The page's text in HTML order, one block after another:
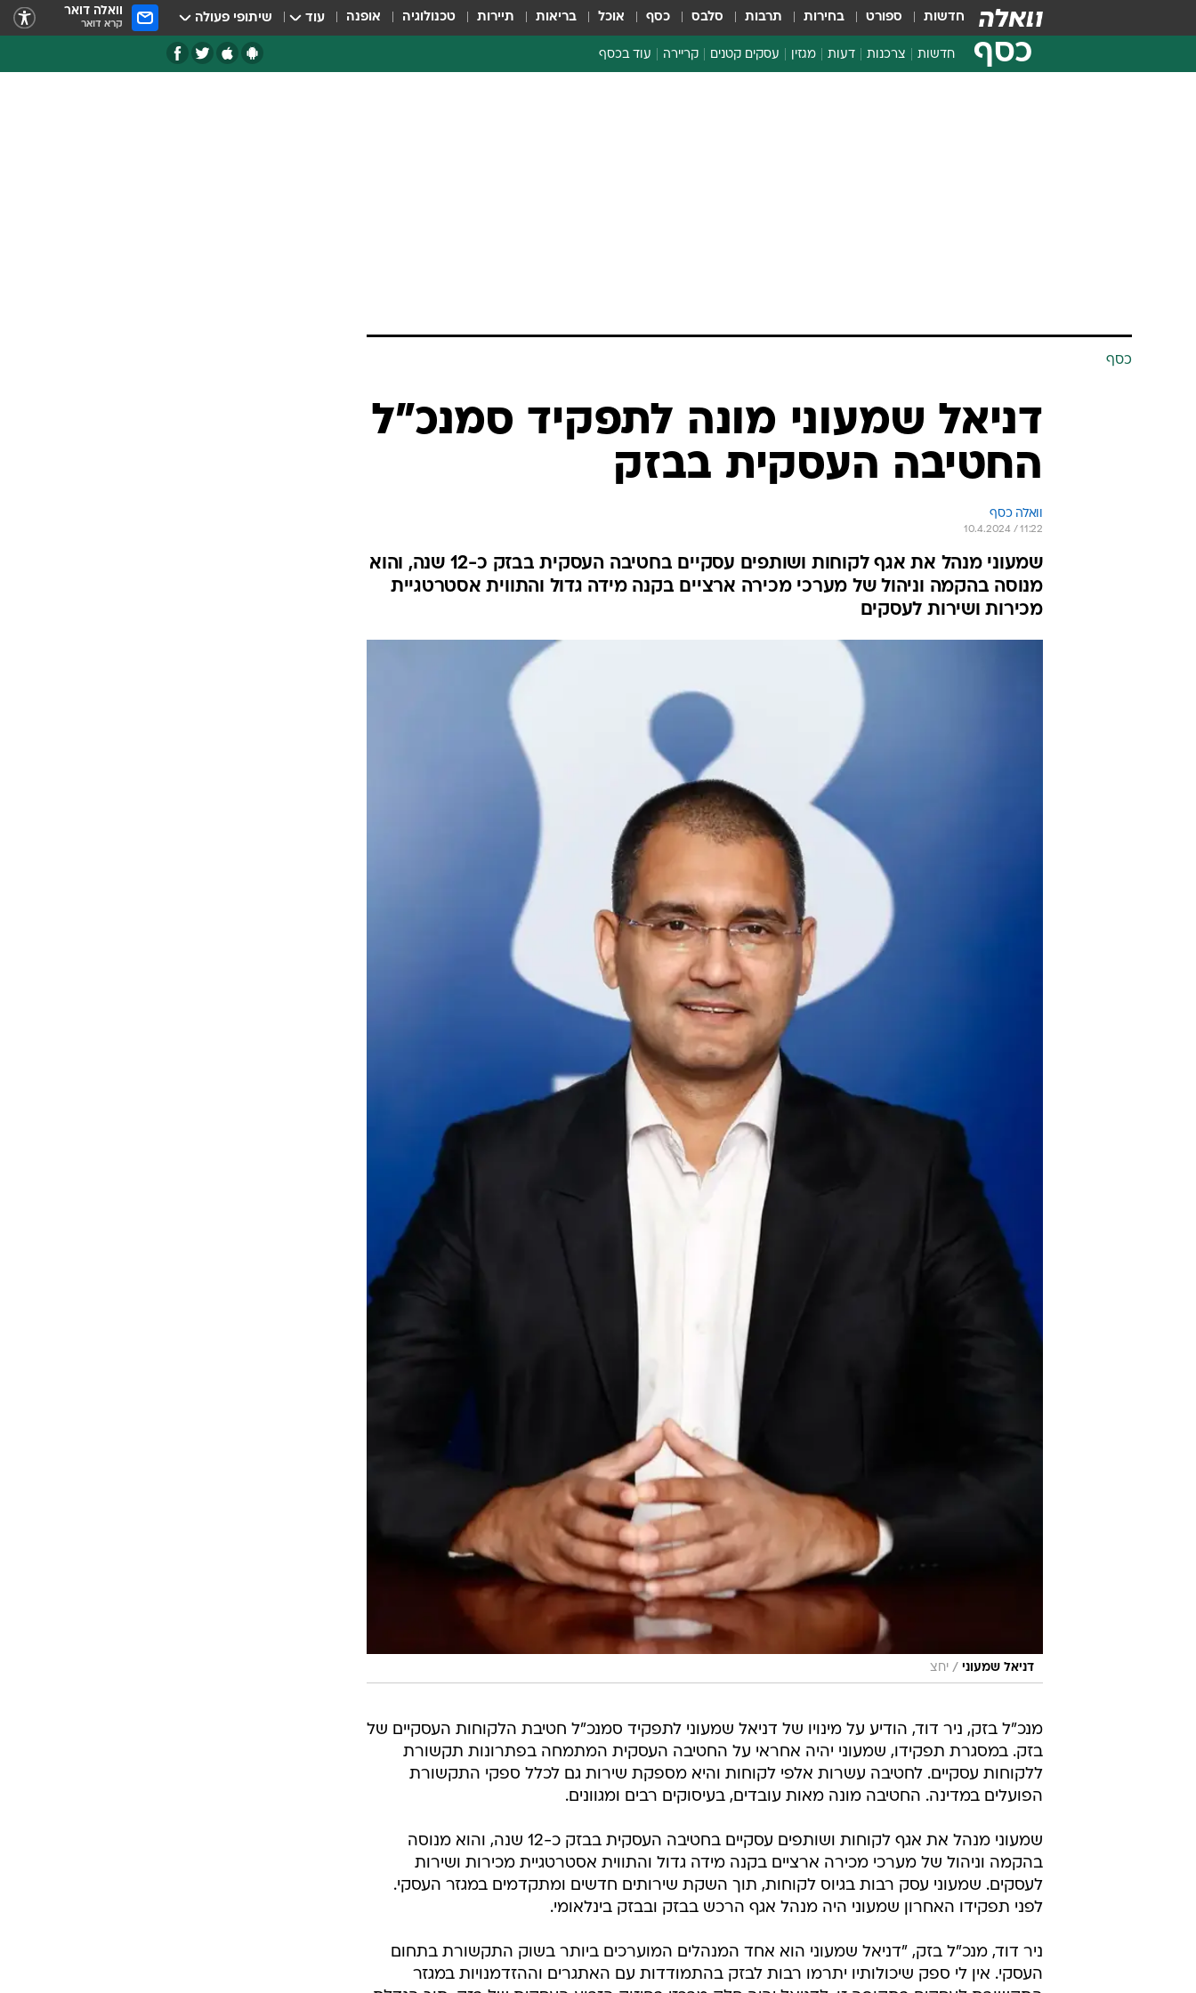
חדשות ספורט בחירות תרבות סלבס כסף אוכל בריאות תיירות טכנולוגיה אופנה עוד שיתופי פעולה וואלה דואר
קרא דואר
כסף חדשות צרכנות דעות מגזין עסקים קטנים קריירה עוד בכסף
כסף
דניאל שמעוני מונה לתפקיד סמנכ"ל
החטיבה העסקית בבזק
וואלה כסף
10.4.2024 / 11:22
שמעוני מנהל את אגף לקוחות ושותפים עסקיים בחטיבה העסקית בבזק כ-12 שנה, והוא
מנוסה בהקמה וניהול של מערכי מכירה ארציים בקנה מידה גדול והתווית אסטרטגיית
מכירות ושירות לעסקים
דניאל שמעוני / יחצ
מנכ"ל בזק, ניר דוד, הודיע על מינויו של דניאל שמעוני לתפקיד סמנכ"ל חטיבת הלקוחות העסקיים של
בזק. במסגרת תפקידו, שמעוני יהיה אחראי על החטיבה העסקית המתמחה בפתרונות תקשורת
ללקוחות עסקיים. לחטיבה עשרות אלפי לקוחות והיא מספקת שירות גם לכלל ספקי התקשורת
הפועלים במדינה. החטיבה מונה מאות עובדים, בעיסוקים רבים ומגוונים.
שמעוני מנהל את אגף לקוחות ושותפים עסקיים בחטיבה העסקית בבזק כ-12 שנה, והוא מנוסה
בהקמה וניהול של מערכי מכירה ארציים בקנה מידה גדול והתווית אסטרטגיית מכירות ושירות
לעסקים. שמעוני עסק רבות בגיוס לקוחות, תוך השקת שירותים חדשים ומתקדמים במגזר העסקי.
לפני תפקידו האחרון שמעוני היה מנהל אגף הרכש בבזק ובבזק בינלאומי.
ניר דוד, מנכ"ל בזק, "דניאל שמעוני הוא אחד המנהלים המוערכים ביותר בשוק התקשורת בתחום
העסקי. אין לי ספק שיכולותיו יתרמו רבות לבזק בהתמודדות עם האתגרים וההזדמנויות במגזר